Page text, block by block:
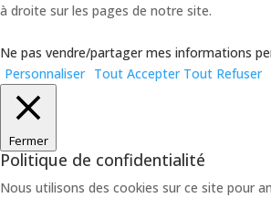
à droite sur les pages de notre site.
Ne pas vendre/partager mes informations
Personnaliser Tout Accepter Tout Refuser
Fermer
Politique de confidentialité
Nous utilisons des cookies sur ce site pour